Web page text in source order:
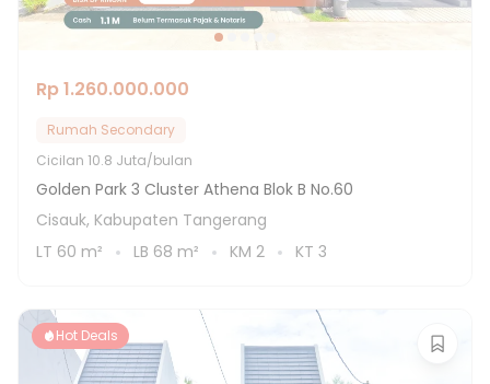
Rp 1.260.000.000
Rumah Secondary
Cicilan 10.8 Juta/bulan
Golden Park 3 Cluster Athena Blok B No.60
Cisauk, Kabupaten Tangerang
LT 60 m² LB 68 m² KM 2 KT 3
Hot Deals